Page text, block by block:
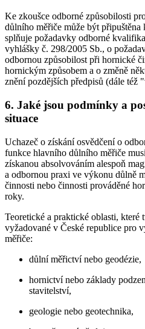
Ke zkoušce odborné způsobilosti
důlního měřiče může být připuštěna
splňuje požadavky odborné
vyhlášky č. 298/2005 Sb., o
odbornou způsobilost při hornické
hornickým způsobem a o změně
znění pozdějších předpisů (dále též
6. Jaké jsou podmínky a
situace
Uchazeč o získání osvědčení o
funkce hlavního důlního měřiče
získanou absolvováním alespoň
a odbornou praxi ve výkonu důlně
činnosti nebo činnosti prováděné
roky.
Teoretické a praktické oblasti,
vyžadované v České republice pro
měřiče:
důlní měřictví nebo geodézie,
hornictví nebo základy
stavitelství,
geologie nebo geotechnika,